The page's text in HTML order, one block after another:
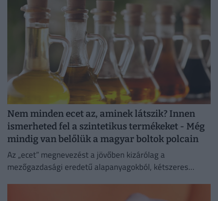
Nem minden ecet az, aminek látszik? Innen
ismerheted fel a szintetikus termékeket - Még
mindig van belőlük a magyar boltok polcain
Az „ecet” megnevezést a jövőben kizárólag a
mezőgazdasági eredetű alapanyagokból, kétszeres